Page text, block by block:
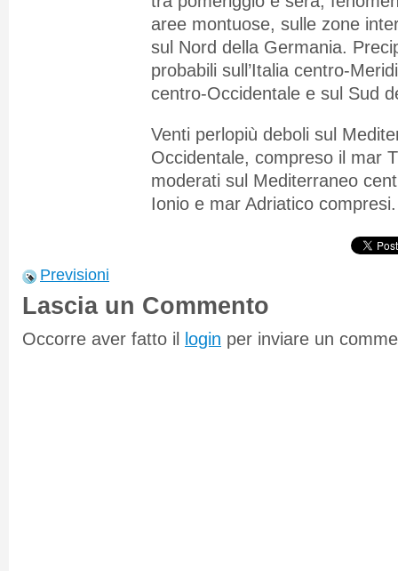
aree montuose, sulle zone
sul Nord della Germania.
probabili sull’Italia centro-
centro-Occidentale e sul Sud
Venti perlopiù deboli sul
Occidentale, compreso il mar
moderati sul Mediterraneo
Ionio e mar Adriatico compresi.
Previsioni
Lascia un Commento
Occorre aver fatto il login per inviare un